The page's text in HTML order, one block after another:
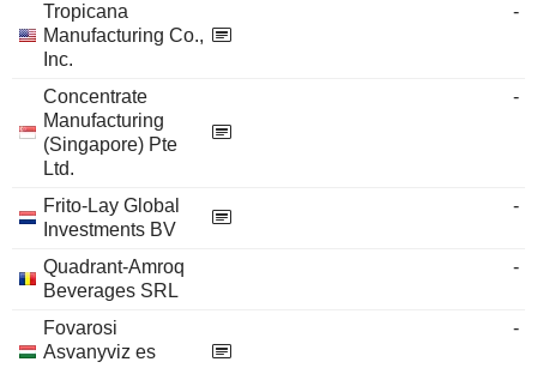
Tropicana
Manufacturing Co.,
Inc.
-
Concentrate
Manufacturing
(Singapore) Pte
Ltd.
-
Frito-Lay Global
Investments BV
-
Quadrant-Amroq
Beverages SRL
-
Fovarosi
Asvanyviz es
-